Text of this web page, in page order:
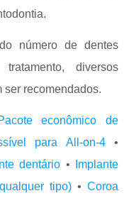
número de dentes
diversos
ser recomendados.
econômico de
para All-on-4•
dentário •
Implante
tipo) • Coroa